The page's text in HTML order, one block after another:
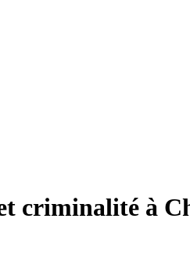
criminalité à